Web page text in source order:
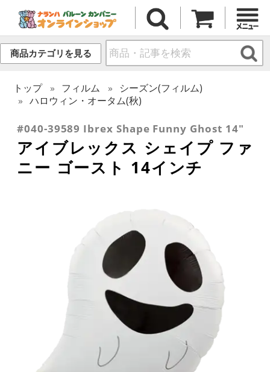
商品カテゴリを見る
トップ フィルム
シーズン(フィルム)
ハロウィン・オータム(秋)
#040-39589 Ibrex Shape Funny Ghost 14"
アイブレックス シェイプ ファ
ニー ゴースト 14インチ